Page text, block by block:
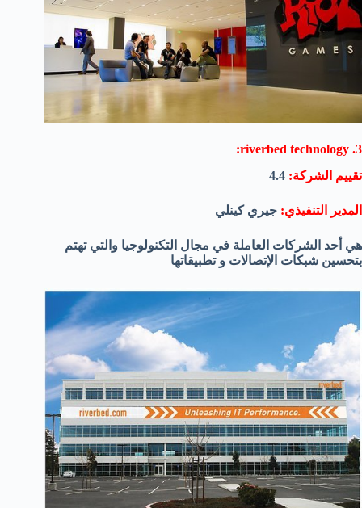
3. riverbed technology:
تقييم الشركة:
المدير التنفيذي: جيري كينلي
هي أحد الشركات العاملة في مجال التكنولوجيا والتي تهتم
بتحسين شبكات الإتصالات و تطبيقاتها